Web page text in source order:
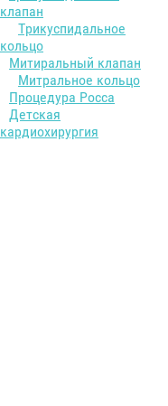
клапан
Трикуспидальное
кольцо
Митиральный клапан
Митральное кольцо
Процедура Росса
Детская
кардиохирургия